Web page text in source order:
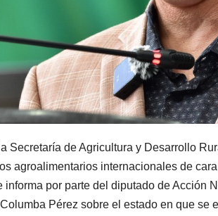
Secretaría de Agricultura y Desarrollo
agroalimentarios internacionales de
por parte del diputado de Acción
Pérez sobre el estado en que se